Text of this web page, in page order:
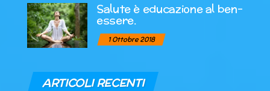
Salute è educazione al ben-
essere.
1 Ottobre 2018
ARTICOLI RECENTI